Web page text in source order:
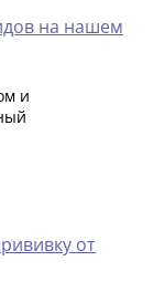
на нашем
и
от